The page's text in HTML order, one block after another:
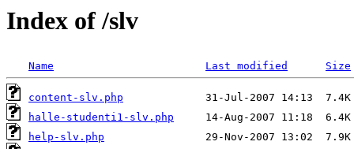
Index of /slv
Name Last modified Size
content-slv.php
halle-studenti1-slv.php
help-slv.php